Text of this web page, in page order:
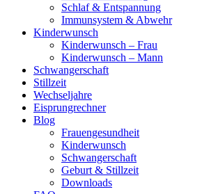
Schlaf & Entspannung
Immunsystem & Abwehr
Kinderwunsch
Kinderwunsch – Frau
Kinderwunsch – Mann
Schwangerschaft
Stillzeit
Wechseljahre
Eisprungrechner
Blog
Frauengesundheit
Kinderwunsch
Schwangerschaft
Geburt & Stillzeit
Downloads